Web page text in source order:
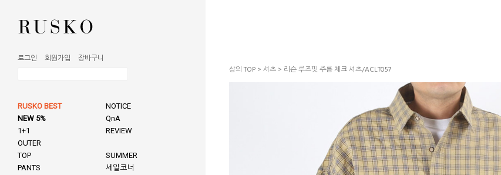
로그인 회원가입 장바구니
RUSKO BEST
NEW 5%
1+1
OUTER
TOP
PANTS
NOTICE
QnA
REVIEW
SUMMER
세일코너
상의 TOP > 셔츠 > 리슨 루즈핏 주름 체크 셔츠/ACLT057